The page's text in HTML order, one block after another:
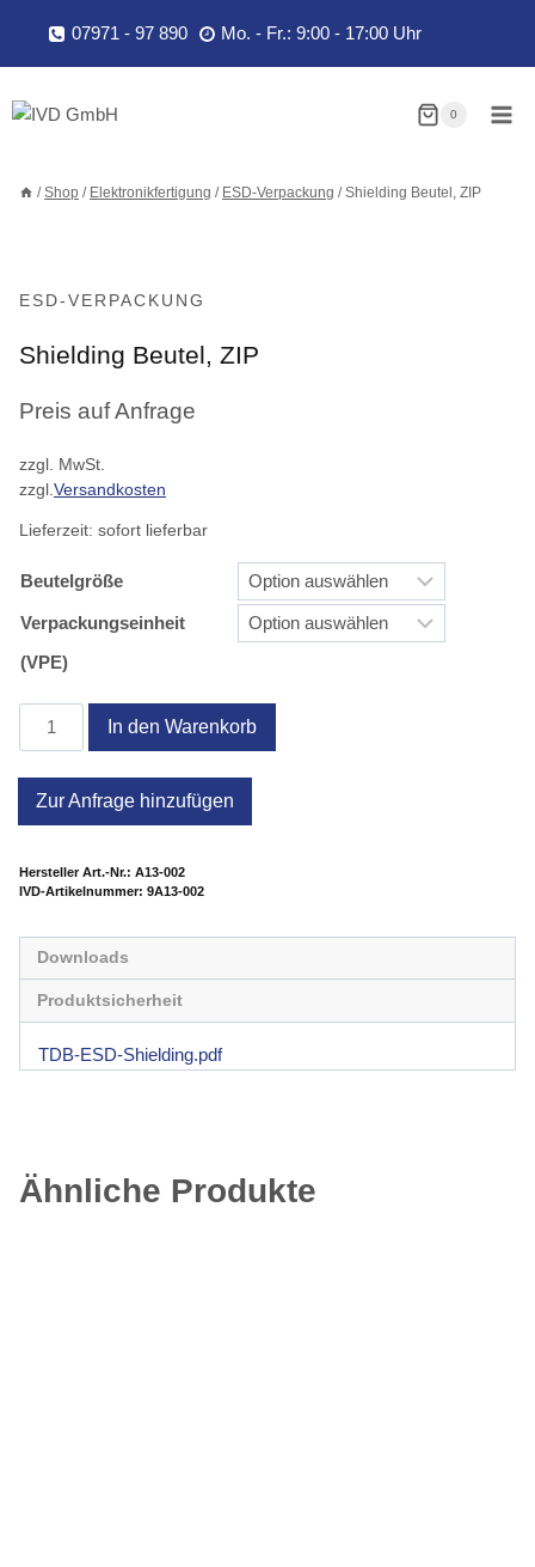
springen
07971 - 97 890 Mo. - Fr.: 9:00 - 17:00 Uhr
0
/ Shop / Elektronikfertigung / ESD-Verpackung / Shielding Beutel, ZIP
ESD-VERPACKUNG
Shielding Beutel, ZIP
Preis auf Anfrage
zzgl. MwSt.
zzgl. Versandkosten
Lieferzeit: sofort lieferbar
Beutelgröße
Verpackungseinheit
(VPE)
Shielding
Beutel,
ZIP
Menge
In den Warenkorb
Zur Anfrage hinzufügen
Hersteller Art.-Nr.: A13-002
Artikelnummer: 9A13-002
Downloads
Produktsicherheit
TDB-ESD-Shielding.pdf
Ähnliche Produkte